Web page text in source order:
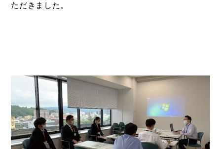
ただきました。